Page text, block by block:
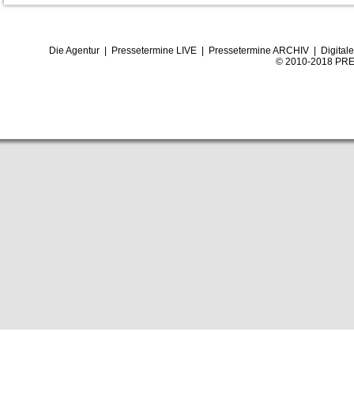
Die Agentur| Pressetermine LIVE| Pressetermine ARCHIV|
© 2010-2018